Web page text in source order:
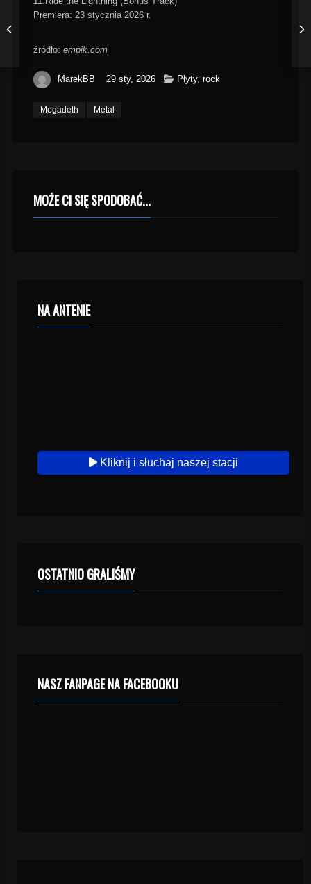
Premiera: 23 stycznia 2026 r.
źródło: empik.com
MarekBB 29 sty, 2026 Płyty, rock
Megadeth Metal
MOŻE CI SIĘ SPODOBAĆ...
NA ANTENIE
Kliknij i słuchaj naszej stacji
OSTATNIO GRALIŚMY
NASZ FANPAGE NA FACEBOOKU